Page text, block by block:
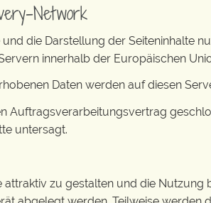
Network
die Darstellung der Seiteninhalte
innerhalb der Europäischen
Daten werden auf diesen
Auftragsverarbeitungsvertrag
untersagt.
zu gestalten und die